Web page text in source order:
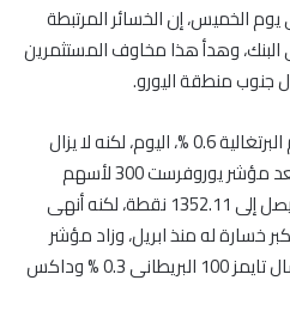
يوم الخميس، إن الخسائر المرتبطة
البنك، وهدأ هذا مخاوف المستثمرين
جنوب منطقة اليورو.
وارتفع مؤشر بي.إس.آى للأسهم البرتغالية 0.6 %، اليوم، لكنه لا يزال
منخفضا 10 % خلال الأسبوع، وصعد مؤشر يوروفرست 300 لأسهم
الشركات الأوروبية الكبرى 0.2 % ليصل إلى 1352.11 نقطة، لكنه أنهى
3.5 % وهى أكبر خسارة له منذ ابريل، وزاد مؤشر
كاك 40 الفرنسى 0.35 % وفايننشال تايمز 100 البريطانى 0.3 % وداكس